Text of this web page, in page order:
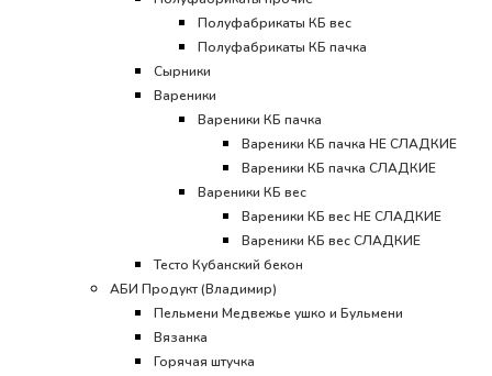
Полуфабрикаты КБ вес
Полуфабрикаты КБ пачка
Сырники
Вареники
Вареники КБ пачка
Вареники КБ пачка НЕ СЛАДКИЕ
Вареники КБ пачка СЛАДКИЕ
Вареники КБ вес
Вареники КБ вес НЕ СЛАДКИЕ
Вареники КБ вес СЛАДКИЕ
Тесто Кубанский бекон
АБИ Продукт (Владимир)
Пельмени Медвежье ушко и Бульмени
Вязанка
Горячая штучка